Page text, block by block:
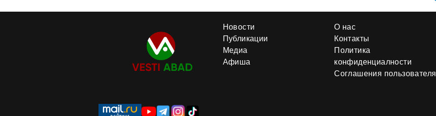
Новости
Публикации
Медиа
Афиша
О нас
Контакты
Политика
конфиденциалности
Соглашения пользователя